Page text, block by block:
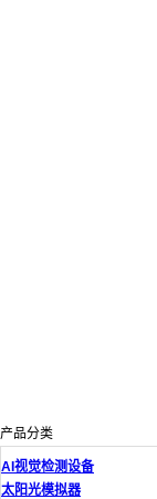
产品分类
AI视觉检测设备
太阳光模拟器